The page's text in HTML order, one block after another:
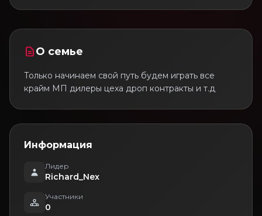
О семье
Только начинаем свой путь будем играть все
крайм МП дилеры цеха дроп контракты и т.д
Информация
Лидер
Richard_Nex
Участники
0